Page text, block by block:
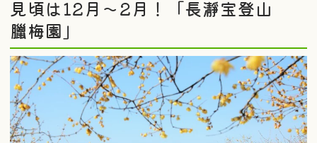
見頃は12月～2月！「長瀞宝登山
臘梅園」